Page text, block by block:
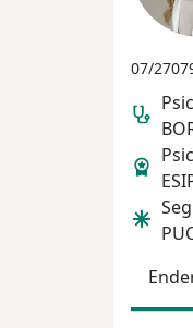
07/